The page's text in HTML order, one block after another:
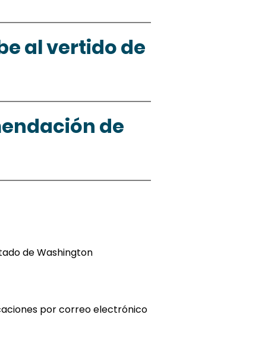
al vertido de
de
de Washington
por correo electrónico